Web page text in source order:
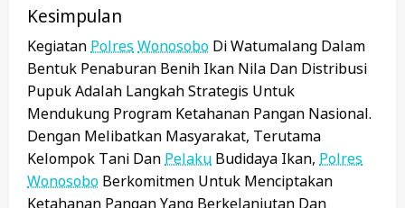
Kesimpulan
Kegiatan Polres Wonosobo Di Watumalang Dalam
Bentuk Penaburan Benih Ikan Nila Dan Distribusi
Pupuk Adalah Langkah Strategis Untuk
Mendukung Program Ketahanan Pangan Nasional.
Dengan Melibatkan Masyarakat, Terutama
Kelompok Tani Dan Pelaku Budidaya Ikan, Polres
Wonosobo Berkomitmen Untuk Menciptakan
Ketahanan Pangan Yang Berkelanjutan Dan